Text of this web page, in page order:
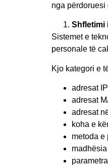
nga përdoruesi
Shfletimi
Sistemet e
personale të
Kjo kategori e
adresat
adresat
adresat
koha e
metoda e